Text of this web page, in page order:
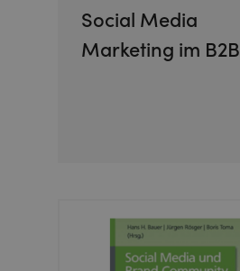
Social Media
Marketing im B2B